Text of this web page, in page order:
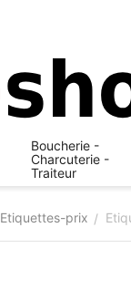
Boucherie -
Charcuterie -
Traiteur
Etiquettes-prix /